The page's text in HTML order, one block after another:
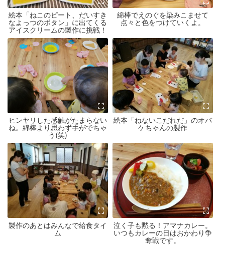
絵本「ねこのピート、だいすき
なよっつのボタン」に出てくる
アイスクリームの製作に挑戦！
綿棒でえのぐを染みこませて
点々と色をつけていくよ。
ヒンヤリした感触がたまらない
ね。綿棒より思わず手がでちゃ
う(笑)
絵本「ねないこだれだ」のオバ
ケちゃんの製作
製作のあとはみんなで給食タイ
ム
泣く子も黙る！アマナカレー。
いつもカレーの日はおかわり争
奪戦です。